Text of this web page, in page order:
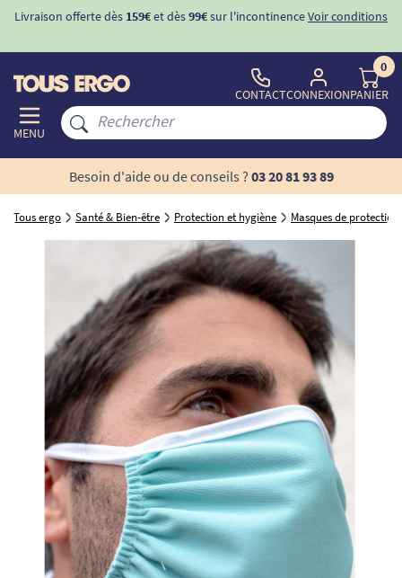
Livraison offerte dès 159€et dès99€sur l'incontinenceVoir conditions
MENU
CONTACTCONNEXION
0
PANIER
Besoin d'aide ou de conseils ? 03 20 81 93 89
Tous ergo Santé & Bien-être Protection et hygiène Masques de protection